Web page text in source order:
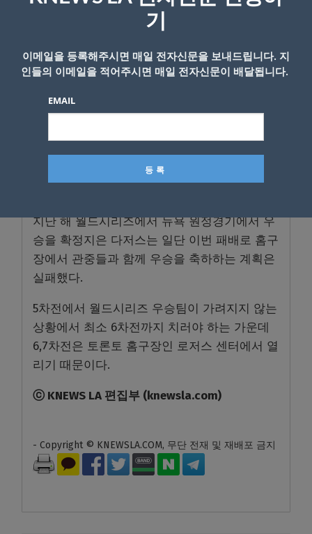
콜이 좌익수 직선타로 물러나면서 더 이상 추가
다저스의 한국인 내야수 김혜성은 이날도 출전
내내 로스터에 포함됐으나 내셔널리그 디비전
전이다.
토론토와 다저스는 29일 같은 장소에서 WS 5차
지난 해 월드시리즈에서 뉴욕 원정경기에서 우
승을 확정지은 다저스는 일단 이번 패배로 홈구
장에서 관중들과 함께 우승을 축하하는 계획은
실패했다.
5차전에서 월드시리즈 우승팀이 가려지지 않는
상황에서 최소 6차전까지 치러야 하는 가운데
6,7차전은 토론토 홈구장인 로저스 센터에서 열
리기 때문이다.
ⓒ KNEWS LA 편집부 (knewsla.com)
- Copyright © KNEWSLA.COM, 무단 전재 및 재배포 금지
기
이메일을 등록해주시면 매일 전자신문을 보내드립니다. 지
인들의 이메일을 적어주시면 매일 전자신문이 배달됩니다.
EMAIL